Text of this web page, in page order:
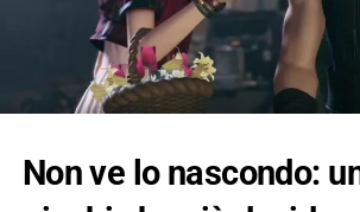
Non ve lo nascondo: